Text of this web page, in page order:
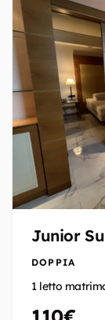
Junior
DOPPIA
1 letto